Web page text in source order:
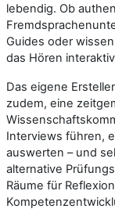
lebendig. Ob
Guides oder
das Hören
Das eigene
zudem, eine
Interviews führen,
auswerten – und
alternative
Räume für